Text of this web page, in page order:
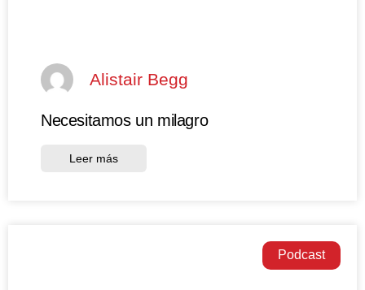
Alistair Begg
Necesitamos un milagro
Leer más
Podcast